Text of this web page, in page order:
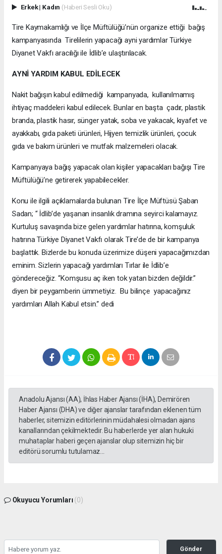
Erkek| Kadın (Haberi Sesli Oku)
Tire Kaymakamlığı ve İlçe Müftülüğü’nün organize ettiği bağış
kampanyasında Tirelilerin yapacağı ayni yardımlar Türkiye
Diyanet Vakfı aracılığı ile İdlib’e ulaştırılacak.
AYNİ YARDIM KABUL EDİLECEK
Nakit bağışın kabul edilmediği kampanyada, kullanılmamış
ihtiyaç maddeleri kabul edilecek. Bunlar en başta çadır, plastik
branda, plastik hasır, sünger yatak, soba ve yakacak, kıyafet ve
ayakkabı, gıda paketi ürünleri, Hijyen temizlik ürünleri, çocuk
gıda ve bakım ürünleri ve mutfak malzemeleri olacak.
Kampanyaya bağış yapacak olan kişiler yapacakları bağışı Tire
Müftülüğü’ne getirerek yapabilecekler.
Konu ile ilgili açıklamalarda bulunan Tire İlçe Müftüsü Şaban
Sadan; “ İdlib’de yaşanan insanlık dramına seyirci kalamayız.
Kurtuluş savaşında bize gelen yardımlar hatırına, komşuluk
hatırına Türkiye Diyanet Vakfı olarak Tire’de de bir kampanya
başlattık. Bizlerde bu konuda üzerimize düşeni yapacağımızdan
eminim. Sizlerin yapacağı yardımları Tırlar ile İdlib’e
göndereceğiz. “Komşusu aç iken tok yatan bizden değildir.”
diyen bir peygamberin ümmetiyiz. Bu bilinçe yapacağınız
yardımları Allah Kabul etsin.” dedi
Anadolu Ajansı (AA), İhlas Haber Ajansı (İHA), Demirören
Haber Ajansı (DHA) ve diğer ajanslar tarafından eklenen tüm
haberler, sitemizin editörlerinin müdahalesi olmadan ajans
kanallarından çekilmektedir. Bu haberlerde yer alan hukuki
muhataplar haberi geçen ajanslar olup sitemizin hiç bir
editörü sorumlu tutulamaz...
Okuyucu Yorumları (0)
Gönder